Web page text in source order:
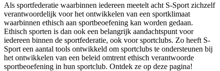
Als sportfederatie waarbinnen iedereen meetelt acht S-Sport zichzelf
verantwoordelijk voor het ontwikkelen van een sportklimaat
waarbinnen ethisch aan sportbeoefening kan worden gedaan.
Ethisch sporten is dan ook een belangrijk aandachtspunt voor
iedereen binnen de sportfederatie, ook voor sportclubs. Zo heeft S-
Sport een aantal tools ontwikkeld om sportclubs te ondersteunen bij
het ontwikkelen van een beleid omtrent ethisch verantwoorde
sportbeoefening in hun sportclub. Ontdek ze op deze pagina!